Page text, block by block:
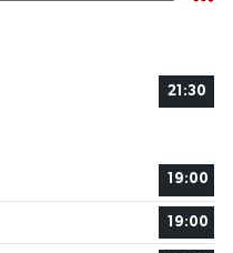
21:30
19:00
19:00